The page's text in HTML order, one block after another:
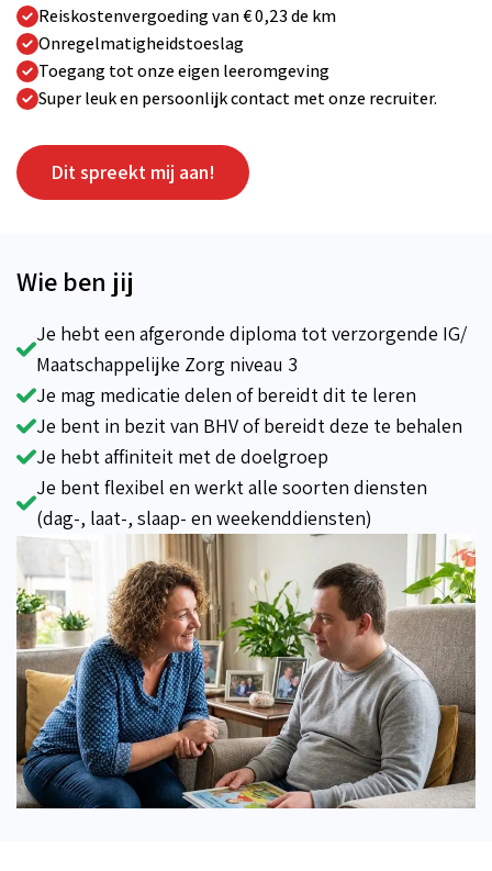
Reiskostenvergoeding van € 0,23 de km
Onregelmatigheidstoeslag
Toegang tot onze eigen leeromgeving
Super leuk en persoonlijk contact met onze recruiter.
Dit spreekt mij aan!
Wie ben jij
Je hebt een afgeronde diploma tot verzorgende IG/
Maatschappelijke Zorg niveau 3
Je mag medicatie delen of bereidt dit te leren
Je bent in bezit van BHV of bereidt deze te behalen
Je hebt affiniteit met de doelgroep
Je bent flexibel en werkt alle soorten diensten
(dag-, laat-, slaap- en weekenddiensten)